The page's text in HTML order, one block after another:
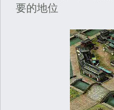
要的地位